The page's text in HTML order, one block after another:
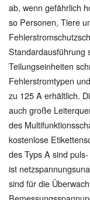
ab, wenn gefährlich
so Personen, Tiere
Standardausführung
Teilungseinheiten
Fehlerstromtypen
zu 125 A erhältlich.
auch große
des
kostenlose
des Typs A sind
ist
sind für die